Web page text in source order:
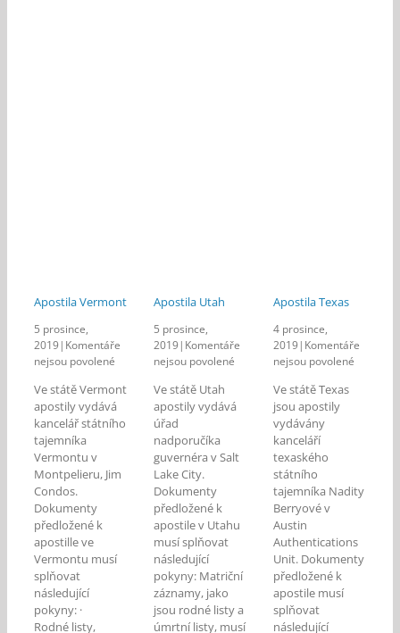
Apostila Vermont
5 prosince,
2019| Komentáře
nejsou povolenéu
s
názvem
Apostila
Vermont
Ve státě Vermont
apostily vydává
kancelář státního
tajemníka
Vermontu v
Montpelieru, Jim
Condos.
Dokumenty
předložené k
apostille ve
Vermontu musí
splňovat
následující
pokyny: ·
Rodné listy,
Apostila Utah
5 prosince,
2019| Komentáře
nejsou povolenéu
názvem
Apostila
Ve státě Utah
apostily vydává
úřad
nadporučíka
guvernéra v Salt
Lake City.
Dokumenty
předložené k
apostile v Utahu
musí splňovat
následující
pokyny: Matriční
záznamy, jako
jsou rodné listy a
úmrtní listy, musí
Apostila Texas
4 prosince,
2019| Komentáře
nejsou povolenéu
Ve státě Texas
jsou apostily
vydávány
kanceláří
texaského
státního
tajemníka Nadity
Berryové v
Austin
Authentications
Unit. Dokumenty
předložené k
apostile musí
splňovat
následující